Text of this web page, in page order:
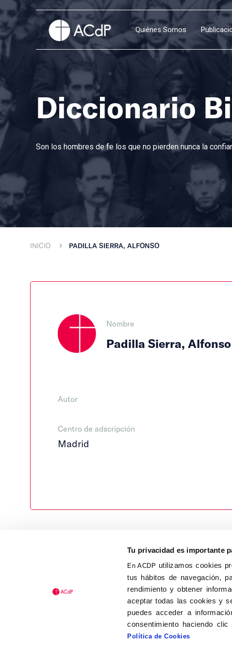
Tu privacidad es importante
En ACDP utilizamos cookies
tus hábitos de navegación,
rendimiento y obtener
aceptar todas las cookies y
puedes acceder a
consentimiento haciendo
Política de Cookies
Quiénes Somos
Diccionario
Son los hombres de fe los que no pierden nunca la
INICIO PADILLA SIERRA, ALFONSO
Nombre
Padilla Sierra, Alfonso
Autor
Centro de adscripción
Madrid
Calle Isaac Peral, 58 C.P.:
Tel (+34) 91 456 63 27
Fax: (+34) 91 535 19 98
acdp@acdp.es